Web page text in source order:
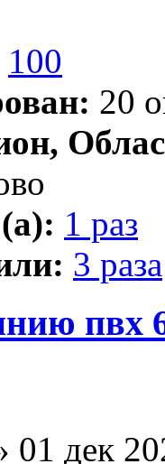
100
20
1 раз
3 раза
пвх
01 дек